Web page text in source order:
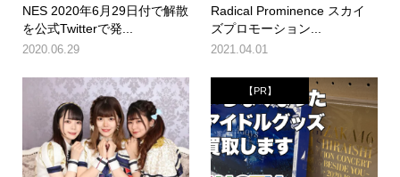
NES 2020年6月29日付で解散
を公式Twitterで発...
2020.06.29
Radical Prominence スカイ
ズプロモーション...
2021.04.01
【PR】